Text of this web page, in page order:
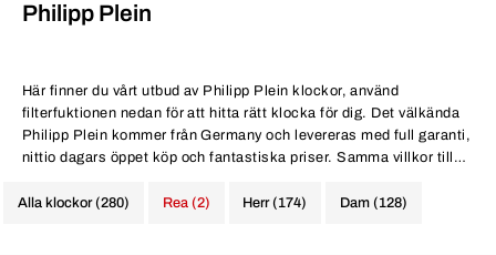
Philipp Plein
Här finner du vårt utbud av Philipp Plein klockor, använd
filterfuktionen nedan för att hitta rätt klocka för dig. Det välkända
Philipp Plein kommer från Germany och levereras med full garanti,
nittio dagars öppet köp och fantastiska priser. Samma villkor till
Alla klockor (280)
Herr (174) Dam (128)
Rea (2)